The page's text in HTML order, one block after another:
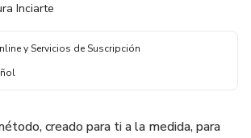
Inciarte
y Servicios de Suscripción
creado para ti a la medida, para